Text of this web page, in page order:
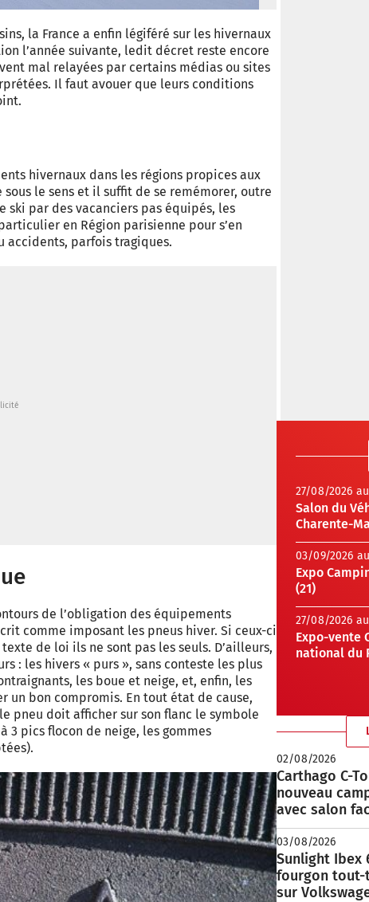
la France a enfin légiféré sur les hivernaux
l’année suivante, ledit décret reste encore
mal relayées par certains médias ou sites
Il faut avouer que leurs conditions
hivernaux dans les régions propices aux
le sens et il suffit de se remémorer, outre
ski par des vacanciers pas équipés, les
en Région parisienne pour s’en
accidents, parfois tragiques.
de l’obligation des équipements
comme imposant les pneus hiver. Si ceux-ci
de loi ils ne sont pas les seuls. D’ailleurs,
: les hivers « purs », sans conteste les plus
les boue et neige, et, enfin, les
un bon compromis. En tout état de cause,
pneu doit afficher sur son flanc le symbole
3 pics flocon de neige, les gommes
27/08/2026
Salon du
Charente-
03/09/2026
Expo
(21)
27/08/2026
Expo-vente
national du
02/08/2026
Carthago C-
nouveau
avec salon
03/08/2026
Sunlight Ibex
fourgon tout-
sur